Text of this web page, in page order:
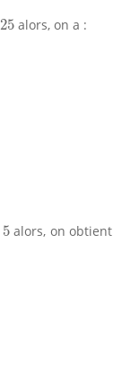
25
25 alors, on a :
5
5alors, on obtient